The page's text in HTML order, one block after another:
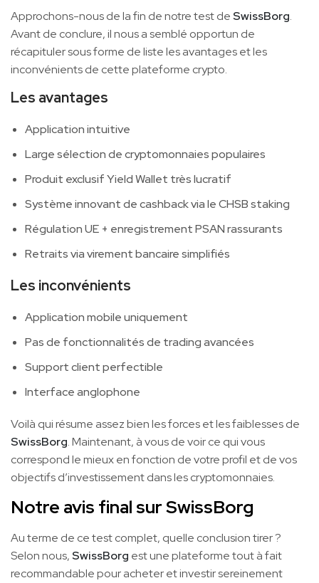
Approchons-nous de la fin de notre test de SwissBorg.
Avant de conclure, il nous a semblé opportun de
récapituler sous forme de liste les avantages et les
inconvénients de cette plateforme crypto.
Les avantages
Application intuitive
Large sélection de cryptomonnaies populaires
Produit exclusif Yield Wallet très lucratif
Système innovant de cashback via le CHSB staking
Régulation UE + enregistrement PSAN rassurants
Retraits via virement bancaire simplifiés
Les inconvénients
Application mobile uniquement
Pas de fonctionnalités de trading avancées
Support client perfectible
Interface anglophone
Voilà qui résume assez bien les forces et les faiblesses de
SwissBorg. Maintenant, à vous de voir ce qui vous
correspond le mieux en fonction de votre profil et de vos
objectifs d’investissement dans les cryptomonnaies.
Notre avis final sur SwissBorg
Au terme de ce test complet, quelle conclusion tirer ?
Selon nous, SwissBorg est une plateforme tout à fait
recommandable pour acheter et investir sereinement